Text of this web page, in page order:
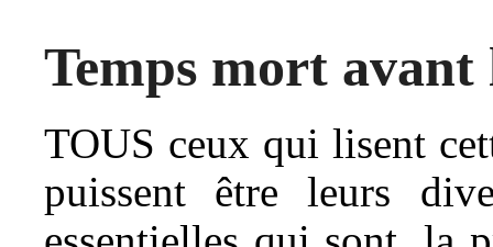
Temps mort avant
TOUS ceux qui lisent
puissent être leurs